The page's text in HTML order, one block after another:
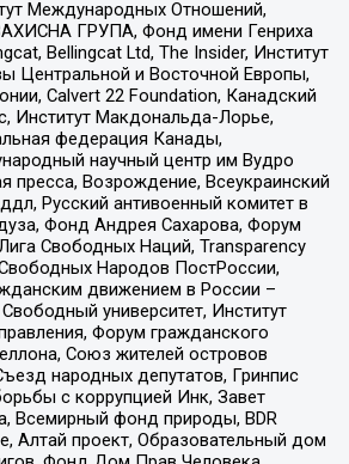
Международных Отношений,
ГРУПА, Фонд имени Генриха
Bellingcat Ltd, The Insider, Институт
Центральной и Восточной Европы,
Calvert 22 Foundation, Канадский
Институт Макдональда-Лорье,
федерация Канады,
научный центр им Вудро
пресса, Возрождение, Всеукраинский
Русский антивоенный комитет в
Фонд Андрея Сахарова, Форум
Свободных Наций, Transparеncy
Народов ПостРоссии,
движением в России –
университет, Институт
Форум гражданского
Союз жителей островов
народных депутатов, Гринпис
с коррупцией Инк, Завет
Всемирный фонд природы, BDR
Алтай проект, Образовательный дом